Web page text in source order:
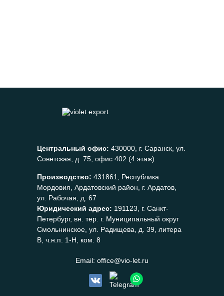
Центральный офис: 430000, г. Саранск, ул.
Советская, д. 75, офис 402 (4 этаж)
Производство: 431861, Республика
Мордовия, Ардатовский район, г. Ардатов,
ул. Рабочая, д. 67
Юридический адрес: 191123, г. Санкт-
Петербург, вн. тер. г. Муниципальный округ
Смольнинское, ул. Радищева, д. 39, литера
В, ч.н.п. 1-Н, ком. 8
Email: office@vio-let.ru